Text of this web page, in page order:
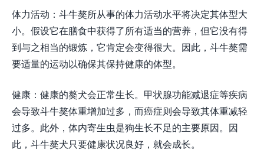
体力活动：斗牛獒所从事的体力活动水平将决定其体型大
小。假设它在膳食中获得了所有适当的营养，但它没有得
到与之相当的锻炼，它肯定会变得很大。因此，斗牛獒需
要适量的运动以确保其保持健康的体型。
健康：健康的獒犬会正常生长。甲状腺功能减退症等疾病
会导致斗牛獒体重增加过多，而癌症则会导致其体重减轻
过多。此外，体内寄生虫是狗生长不足的主要原因。因
此，斗牛獒犬只要健康状况良好，就会成长。